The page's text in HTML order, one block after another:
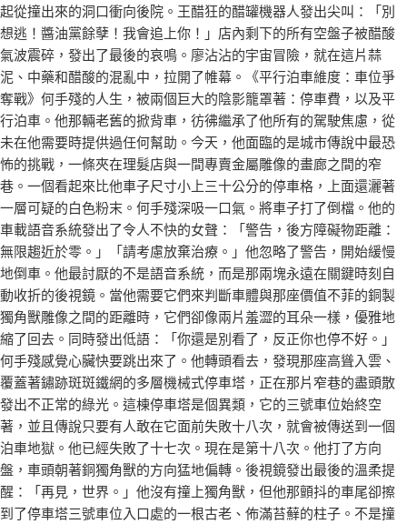
起從撞出來的洞口衝向後院。王醋狂的醋罐機器人發出尖叫：「別
想逃！醬油黨餘孽！我會追上你！」店內剩下的所有空盤子被醋酸
氣波震碎，發出了最後的哀鳴。廖沾沾的宇宙冒險，就在這片蒜
泥、中藥和醋酸的混亂中，拉開了帷幕。《平行泊車維度：車位爭
奪戰》何手殘的人生，被兩個巨大的陰影籠罩著：停車費，以及平
行泊車。他那輛老舊的掀背車，彷彿繼承了他所有的駕駛焦慮，從
未在他需要時提供過任何幫助。今天，他面臨的是城市傳說中最恐
怖的挑戰，一條夾在理髮店與一間專賣金屬雕像的畫廊之間的窄
巷。一個看起來比他車子尺寸小上三十公分的停車格，上面還灑著
一層可疑的白色粉末。何手殘深吸一口氣。將車子打了倒檔。他的
車載語音系統發出了令人不快的女聲：「警告，後方障礙物距離：
無限趨近於零。」「請考慮放棄治療。」他忽略了警告，開始緩慢
地倒車。他最討厭的不是語音系統，而是那兩塊永遠在關鍵時刻自
動收折的後視鏡。當他需要它們來判斷車體與那座價值不菲的銅製
獨角獸雕像之間的距離時，它們卻像兩片羞澀的耳朵一樣，優雅地
縮了回去。同時發出低語：「你還是別看了，反正你也停不好。」
何手殘感覺心臟快要跳出來了。他轉頭看去，發現那座高聳入雲、
覆蓋著鏽跡斑斑鐵網的多層機械式停車塔，正在那片窄巷的盡頭散
發出不正常的綠光。這棟停車塔是個異類，它的三號車位始終空
著，並且傳說只要有人敢在它面前失敗十八次，就會被傳送到一個
泊車地獄。他已經失敗了十七次。現在是第十八次。他打了方向
盤，車頭朝著銅獨角獸的方向猛地偏轉。後視鏡發出最後的溫柔提
醒：「再見，世界。」他沒有撞上獨角獸，但他那顫抖的車尾卻擦
到了停車塔三號車位入口處的一根古老、佈滿苔蘚的柱子。不是撞